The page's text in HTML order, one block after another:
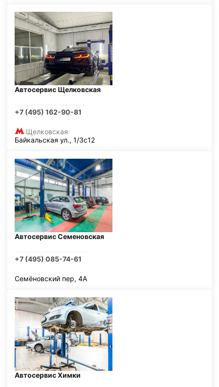
Автосервис Щелковская
+7 (495) 162-90-81
Щелковская
Байкальская ул., 1/3с12
Автосервис Семеновская
+7 (495) 085-74-61
Семёновский пер, 4А
Автосервис Химки